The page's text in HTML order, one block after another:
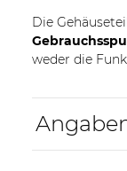
Die
weder die